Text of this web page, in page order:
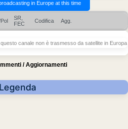
SR,
FEC
Codifica Agg.
canale non è trasmesso da satellite in Europa
/ Aggiornamenti
Legenda